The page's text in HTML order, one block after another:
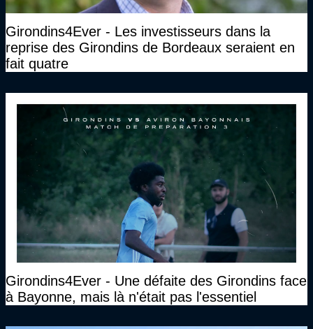
Girondins4Ever - Les investisseurs dans la
reprise des Girondins de Bordeaux seraient en
fait quatre
Girondins4Ever - Une défaite des Girondins face
à Bayonne, mais là n'était pas l'essentiel